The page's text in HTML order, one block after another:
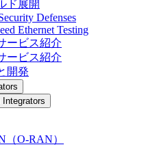
ド展開
Defenses
Ethernet Testing
ービス紹介
ービス紹介
開発
（O-RAN）